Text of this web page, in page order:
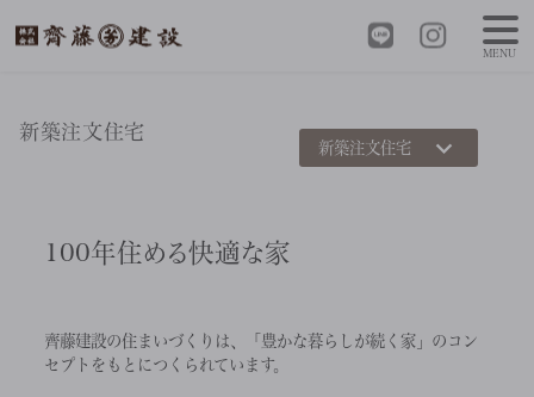
新築注文住宅
新築注文住宅
100年住める快適な家
齊藤建設の住まいづくりは、「豊かな暮らしが続く家」のコン
セプトをもとにつくられています。
MENU